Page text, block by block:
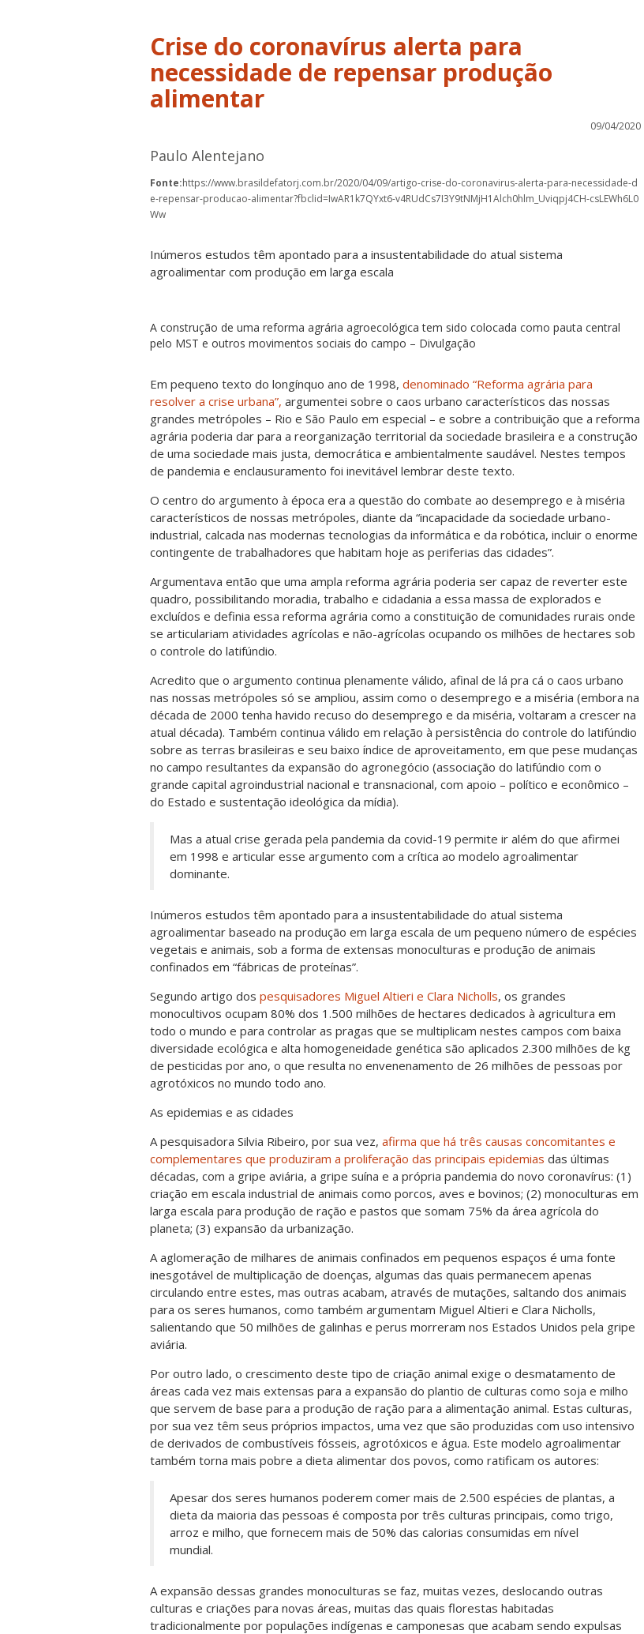
Crise do coronavírus alerta para
necessidade de repensar produção
alimentar
09/04/2020
Paulo Alentejano
Fonte:https://www.brasildefatorj.com.br/2020/04/09/artigo-crise-do-coronavirus-alerta-para-necessidade-d
e-repensar-producao-alimentar?fbclid=IwAR1k7QYxt6-v4RUdCs7I3Y9tNMjH1Alch0hlm_Uviqpj4CH-csLEWh6L0
Ww
Inúmeros estudos têm apontado para a insustentabilidade do atual sistema
agroalimentar com produção em larga escala
A construção de uma reforma agrária agroecológica tem sido colocada como pauta central
pelo MST e outros movimentos sociais do campo – Divulgação
Em pequeno texto do longínquo ano de 1998, denominado “Reforma agrária para
resolver a crise urbana”, argumentei sobre o caos urbano característicos das nossas
grandes metrópoles – Rio e São Paulo em especial – e sobre a contribuição que a reforma
agrária poderia dar para a reorganização territorial da sociedade brasileira e a construção
de uma sociedade mais justa, democrática e ambientalmente saudável. Nestes tempos
de pandemia e enclausuramento foi inevitável lembrar deste texto.
O centro do argumento à época era a questão do combate ao desemprego e à miséria
característicos de nossas metrópoles, diante da “incapacidade da sociedade urbano-
industrial, calcada nas modernas tecnologias da informática e da robótica, incluir o enorme
contingente de trabalhadores que habitam hoje as periferias das cidades”.
Argumentava então que uma ampla reforma agrária poderia ser capaz de reverter este
quadro, possibilitando moradia, trabalho e cidadania a essa massa de explorados e
excluídos e definia essa reforma agrária como a constituição de comunidades rurais onde
se articulariam atividades agrícolas e não-agrícolas ocupando os milhões de hectares sob
o controle do latifúndio.
Acredito que o argumento continua plenamente válido, afinal de lá pra cá o caos urbano
nas nossas metrópoles só se ampliou, assim como o desemprego e a miséria (embora na
década de 2000 tenha havido recuso do desemprego e da miséria, voltaram a crescer na
atual década). Também continua válido em relação à persistência do controle do latifúndio
sobre as terras brasileiras e seu baixo índice de aproveitamento, em que pese mudanças
no campo resultantes da expansão do agronegócio (associação do latifúndio com o
grande capital agroindustrial nacional e transnacional, com apoio – político e econômico –
do Estado e sustentação ideológica da mídia).
Mas a atual crise gerada pela pandemia da covid-19 permite ir além do que afirmei
em 1998 e articular esse argumento com a crítica ao modelo agroalimentar
dominante.
Inúmeros estudos têm apontado para a insustentabilidade do atual sistema
agroalimentar baseado na produção em larga escala de um pequeno número de espécies
vegetais e animais, sob a forma de extensas monoculturas e produção de animais
confinados em “fábricas de proteínas”.
Segundo artigo dos pesquisadores Miguel Altieri e Clara Nicholls, os grandes
monocultivos ocupam 80% dos 1.500 milhões de hectares dedicados à agricultura em
todo o mundo e para controlar as pragas que se multiplicam nestes campos com baixa
diversidade ecológica e alta homogeneidade genética são aplicados 2.300 milhões de kg
de pesticidas por ano, o que resulta no envenenamento de 26 milhões de pessoas por
agrotóxicos no mundo todo ano.
As epidemias e as cidades
A pesquisadora Silvia Ribeiro, por sua vez, afirma que há três causas concomitantes e
complementares que produziram a proliferação das principais epidemias das últimas
décadas, com a gripe aviária, a gripe suína e a própria pandemia do novo coronavírus: (1)
criação em escala industrial de animais como porcos, aves e bovinos; (2) monoculturas em
larga escala para produção de ração e pastos que somam 75% da área agrícola do
planeta; (3) expansão da urbanização.
A aglomeração de milhares de animais confinados em pequenos espaços é uma fonte
inesgotável de multiplicação de doenças, algumas das quais permanecem apenas
circulando entre estes, mas outras acabam, através de mutações, saltando dos animais
para os seres humanos, como também argumentam Miguel Altieri e Clara Nicholls,
salientando que 50 milhões de galinhas e perus morreram nos Estados Unidos pela gripe
aviária.
Por outro lado, o crescimento deste tipo de criação animal exige o desmatamento de
áreas cada vez mais extensas para a expansão do plantio de culturas como soja e milho
que servem de base para a produção de ração para a alimentação animal. Estas culturas,
por sua vez têm seus próprios impactos, uma vez que são produzidas com uso intensivo
de derivados de combustíveis fósseis, agrotóxicos e água. Este modelo agroalimentar
também torna mais pobre a dieta alimentar dos povos, como ratificam os autores:
Apesar dos seres humanos poderem comer mais de 2.500 espécies de plantas, a
dieta da maioria das pessoas é composta por três culturas principais, como trigo,
arroz e milho, que fornecem mais de 50% das calorias consumidas em nível
mundial.
A expansão dessas grandes monoculturas se faz, muitas vezes, deslocando outras
culturas e criações para novas áreas, muitas das quais florestas habitadas
tradicionalmente por populações indígenas e camponesas que acabam sendo expulsas